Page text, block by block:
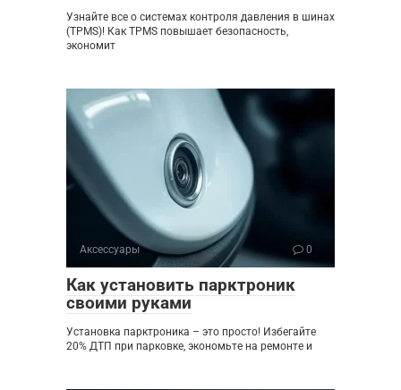
Узнайте все о системах контроля давления в шинах
(TPMS)! Как TPMS повышает безопасность,
экономит
Аксессуары 0
Как установить парктроник
своими руками
Установка парктроника – это просто! Избегайте
20% ДТП при парковке, экономьте на ремонте и